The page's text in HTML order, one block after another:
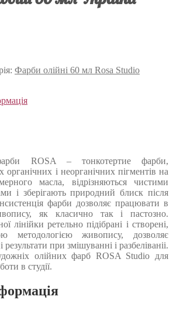
Фарби олійні 60 мл Rosa Studio
ROSA – тонкотертие фарби,
органічних і неорганічних пігментів на
масла, відрізняються чистими
і зберігають природний блиск після
фарби дозволяє працювати в
як класично так і пастозно.
лінійки ретельно підібрані і створені,
методологією живопису, дозволяє
при змішуванні і разбеліваніі.
олійних фарб ROSA Studio для
в студії.